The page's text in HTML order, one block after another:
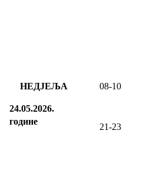
НЕДЈЕЉА
24.05.2026.
године
08-10
21-23